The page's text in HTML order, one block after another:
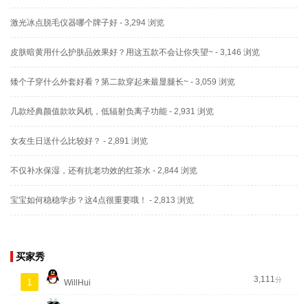
激光冰点脱毛仪器哪个牌子好 - 3,294 浏览
皮肤暗黄用什么护肤品效果好？用这五款不会让你失望~ - 3,146 浏览
矮个子穿什么外套好看？第二款穿起来最显腿长~ - 3,059 浏览
几款经典颜值款吹风机，低辐射负离子功能 - 2,931 浏览
女友生日送什么比较好？ - 2,891 浏览
不仅补水保湿，还有抗老功效的红茶水 - 2,844 浏览
宝宝如何稳稳学步？这4点很重要哦！ - 2,813 浏览
买家秀
1 WillHui 3,111 分